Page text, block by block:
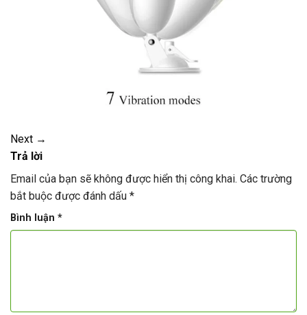
Next →
Trả lời
Email của bạn sẽ không được hiển thị công khai. Các trường
bắt buộc được đánh dấu *
Bình luận *